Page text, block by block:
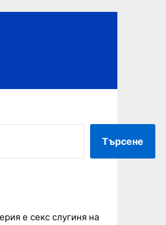
Търсене
е секс слугиня на